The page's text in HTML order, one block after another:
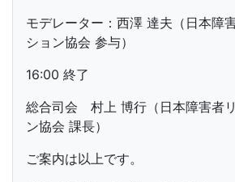
モデレーター：西澤 達夫（日本障
ション協会 参与）
16:00 終了
総合司会 村上 博行（日本障害者
ン協会 課長）
ご案内は以上です。